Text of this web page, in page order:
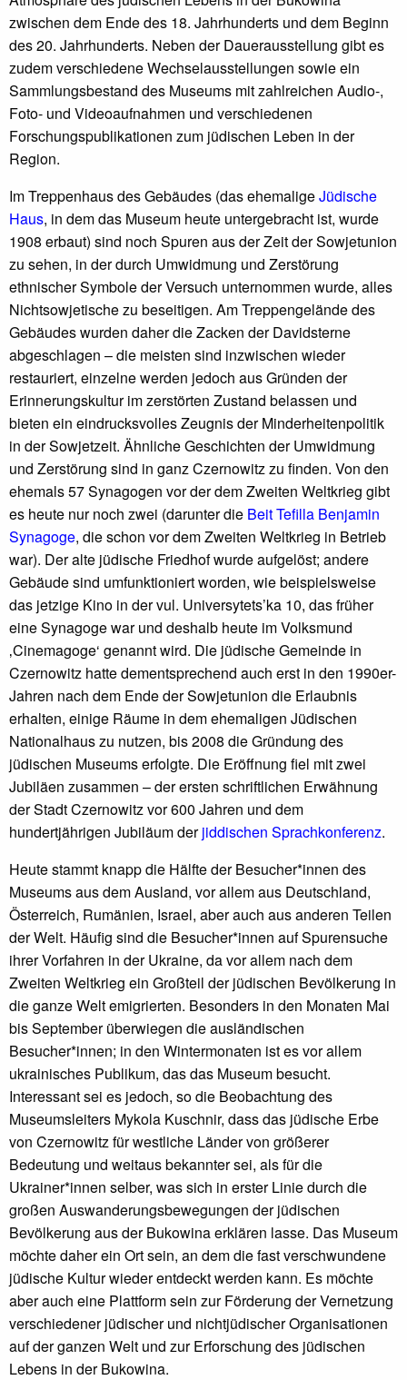
zwischen dem Ende des 18. Jahrhunderts und dem Beginn
des 20. Jahrhunderts. Neben der Dauerausstellung gibt es
zudem verschiedene Wechselausstellungen sowie ein
Sammlungsbestand des Museums mit zahlreichen Audio-,
Foto- und Videoaufnahmen und verschiedenen
Forschungspublikationen zum jüdischen Leben in der
Region.
Im Treppenhaus des Gebäudes (das ehemaligeJüdische
Haus, in dem das Museum heute untergebracht ist, wurde
1908 erbaut) sind noch Spuren aus der Zeit der Sowjetunion
zu sehen, in der durch Umwidmung und Zerstörung
ethnischer Symbole der Versuch unternommen wurde, alles
Nichtsowjetische zu beseitigen. Am Treppengelände des
Gebäudes wurden daher die Zacken der Davidsterne
abgeschlagen – die meisten sind inzwischen wieder
restauriert, einzelne werden jedoch aus Gründen der
Erinnerungskultur im zerstörten Zustand belassen und
bieten ein eindrucksvolles Zeugnis der Minderheitenpolitik
in der Sowjetzeit. Ähnliche Geschichten der Umwidmung
und Zerstörung sind in ganz Czernowitz zu finden. Von den
ehemals 57 Synagogen vor der dem Zweiten Weltkrieg gibt
es heute nur noch zwei (darunter die Beit Tefilla Benjamin
Synagoge, die schon vor dem Zweiten Weltkrieg in Betrieb
war). Der alte jüdische Friedhof wurde aufgelöst; andere
Gebäude sind umfunktioniert worden, wie beispielsweise
das jetzige Kino in der vul. Universytets’ka 10, das früher
eine Synagoge war und deshalb heute im Volksmund
‚Cinemagoge‘ genannt wird. Die jüdische Gemeinde in
Czernowitz hatte dementsprechend auch erst in den 1990er-
Jahren nach dem Ende der Sowjetunion die Erlaubnis
erhalten, einige Räume in dem ehemaligen Jüdischen
Nationalhaus zu nutzen, bis 2008 die Gründung des
jüdischen Museums erfolgte. Die Eröffnung fiel mit zwei
Jubiläen zusammen – der ersten schriftlichen Erwähnung
der Stadt Czernowitz vor 600 Jahren und dem
hundertjährigen Jubiläum derjiddischen Sprachkonferenz.
Heute stammt knapp die Hälfte der Besucher*innen des
Museums aus dem Ausland, vor allem aus Deutschland,
Österreich, Rumänien, Israel, aber auch aus anderen Teilen
der Welt. Häufig sind die Besucher*innen auf Spurensuche
ihrer Vorfahren in der Ukraine, da vor allem nach dem
Zweiten Weltkrieg ein Großteil der jüdischen Bevölkerung in
die ganze Welt emigrierten. Besonders in den Monaten Mai
bis September überwiegen die ausländischen
Besucher*innen; in den Wintermonaten ist es vor allem
ukrainisches Publikum, das das Museum besucht.
Interessant sei es jedoch, so die Beobachtung des
Museumsleiters Mykola Kuschnir, dass das jüdische Erbe
von Czernowitz für westliche Länder von größerer
Bedeutung und weitaus bekannter sei, als für die
Ukrainer*innen selber, was sich in erster Linie durch die
großen Auswanderungsbewegungen der jüdischen
Bevölkerung aus der Bukowina erklären lasse. Das Museum
möchte daher ein Ort sein, an dem die fast verschwundene
jüdische Kultur wieder entdeckt werden kann. Es möchte
aber auch eine Plattform sein zur Förderung der Vernetzung
verschiedener jüdischer und nichtjüdischer Organisationen
auf der ganzen Welt und zur Erforschung des jüdischen
Lebens in der Bukowina.